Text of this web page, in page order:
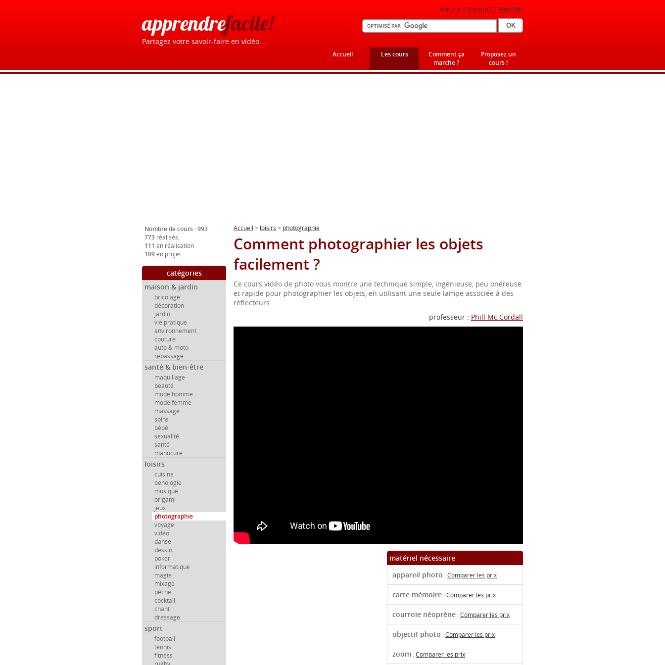
apprendrefacile!
Partagez votre savoir-faire en vidéo...
BonjourS'inscrire / S'identifier
Accueil Les cours
Comment ça
marche ?
Proposez un
cours !
Nombre de cours : 993
773 réalisés
111 en réalisation
109en projet
catégories
maison & jardin
bricolage
décoration
jardin
vie pratique
environnement
couture
auto & moto
repassage
santé & bien-être
maquillage
beauté
mode homme
mode femme
massage
soins
bébé
sexualité
santé
manucure
loisirs
cuisine
oenologie
musique
origami
jeux
photographie
voyage
vidéo
danse
dessin
poker
informatique
magie
mixage
pêche
cocktail
chant
dressage
sport
football
tennis
fitness
Accueil > loisirs > photographie
Comment photographier les objets
facilement ?
Ce cours vidéo de photo vous montre une technique simple, ingénieuse, peu onéreuse
et rapide pour photographier les objets, en utilisant une seule lampe associée à des
réflecteurs.
professeur : Phill Mc Cordall
matériel nécessaire
appareil photo :Comparer les prix
carte mémoire :Comparer les prix
courroie néoprène :Comparer les prix
objectif photo :Comparer les prix
zoom :Comparer les prix